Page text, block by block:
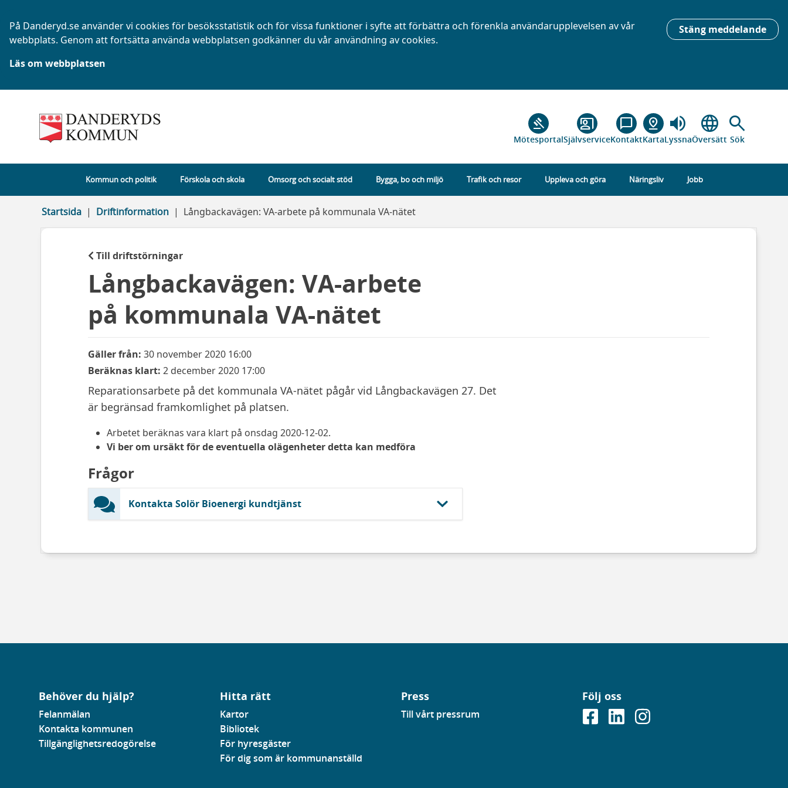
Stäng meddelande
På Danderyd.se använder vi cookies för besöksstatistik och för vissa funktioner i syfte att förbättra och förenkla användarupplevelsen av vår
webbplats. Genom att fortsätta använda webbplatsen godkänner du vår användning av cookies.
Läs om webbplatsen
gavel
Mötesportal
co_present
Självservice
chat_bubble_outline
Kontakt
pin_drop
Karta
volume_up
Lyssna
language
Översätt
search
Sök
Kommun och politik Förskola och skola Omsorg och socialt stöd Bygga, bo och miljö Trafik och resor Uppleva och göra Näringsliv Jobb
Startsida Driftinformation Långbackavägen: VA-arbete på kommunala VA-nätet
Till driftstörningar
Långbackavägen: VA-arbete
på kommunala VA-nätet
Gäller från: 30 november 2020 16:00
Beräknas klart: 2 december 2020 17:00
Reparationsarbete på det kommunala VA-nätet pågår vid Långbackavägen 27. Det
är begränsad framkomlighet på platsen.
Arbetet beräknas vara klart på onsdag 2020-12-02.
Vi ber om ursäkt för de eventuella olägenheter detta kan medföra
Frågor
Kontakta Solör Bioenergi kundtjänst
Behöver du hjälp?
Felanmälan
Kontakta kommunen
Tillgänglighetsredogörelse
Hitta rätt
Kartor
Bibliotek
För hyresgäster
För dig som är kommunanställd
Press
Till vårt pressrum
Följ oss